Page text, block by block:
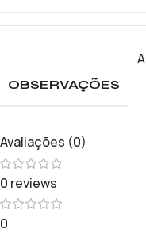
OBSERVAÇÕES
Avaliações (0)
0 reviews
0